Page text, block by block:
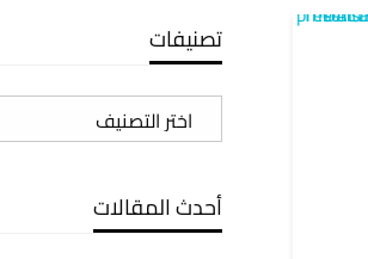
تصنيفات
تصنيفات
أحدث المقالات